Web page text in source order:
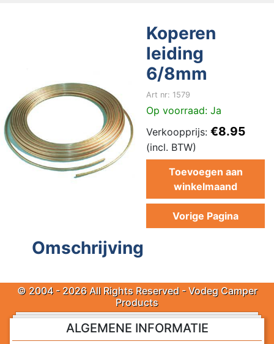
Koperen
leiding
6/8mm
Art nr: 1579
Op voorraad: Ja
Verkoopprijs: €8.95
(incl. BTW)
Toevoegen aan
winkelmaand
Vorige Pagina
Omschrijving
© 2004 - 2026 All Rights Reserved - Vodeg Camper
Products
ALGEMENE INFORMATIE